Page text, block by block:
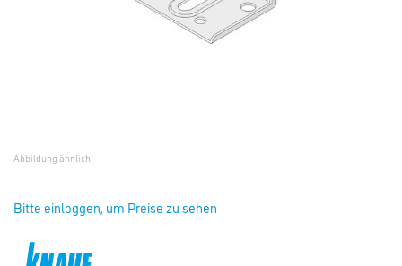
Abbildung ähnlich
Bitte einloggen, um Preise zu sehen